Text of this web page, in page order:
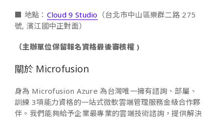
■ 地點： Cloud 9 Studio （台北市中山區樂群二路 275
號, 濱江國中正對面）
（主辦單位保留報名資格最後審核權 )
關於 Microfusion
身為 Microfusion Azure 為台灣唯一擁有諮詢、部屬、
訓練 3項能力資格的一站式微軟雲端管理服務金級合作夥
伴。我們能夠給予企業最專業的雲端技術諮詢，提供解決